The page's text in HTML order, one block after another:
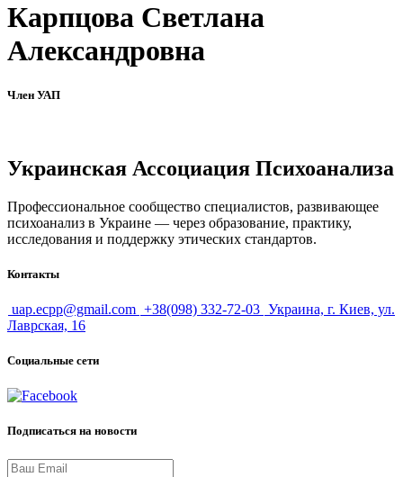
Карпцова Светлана
Александровна
Член УАП
Украинская Ассоциация Психоанализа
Профессиональное сообщество специалистов, развивающее
психоанализ в Украине — через образование, практику,
исследования и поддержку этических стандартов.
Контакты
uap.ecpp@gmail.com +38(098) 332-72-03 Украина, г. Киев, ул.
Лаврская, 16
Социальные сети
Подписаться на новости